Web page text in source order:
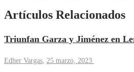
Artículos Relacionados
Triunfan Garza y Jiménez en
Edher Vargas 25 marzo, 2023